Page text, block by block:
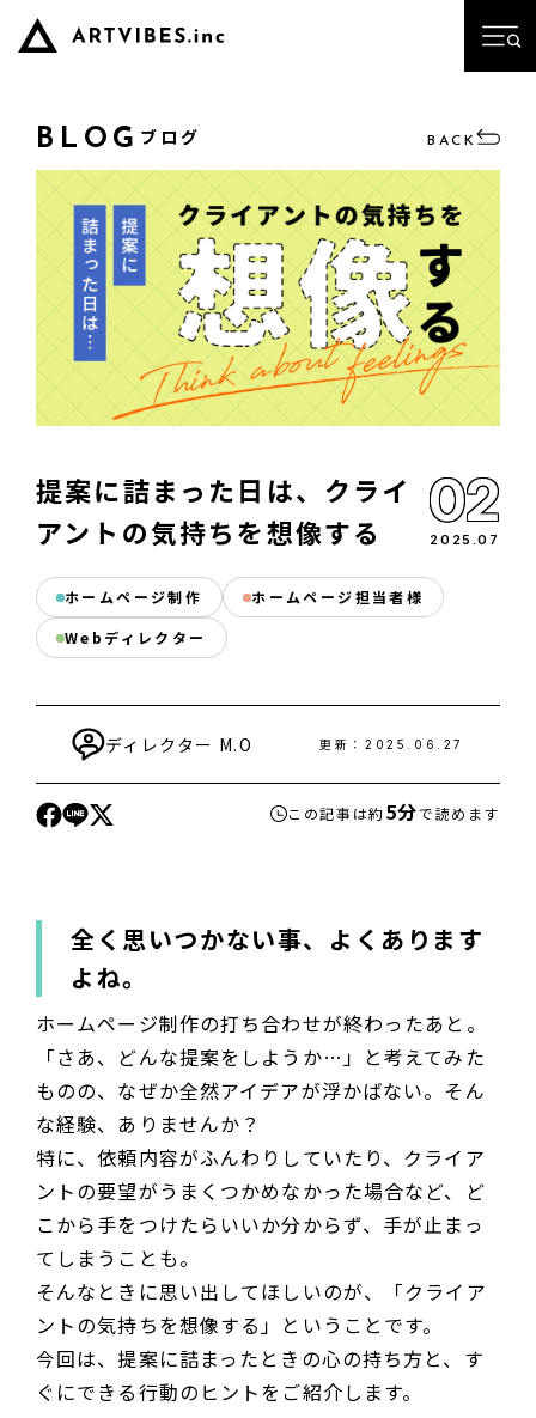
BLOG ブログ BACK
提案に詰まった日は、クライ
アントの気持ちを想像する
02
2025 .07
ホームページ制作
ホームページ担当者様
Webディレクター
ディレクター M.O 更新： 2025.06.27
この記事は約5分で読めます
全く思いつかない事、よくあります
よね。
ホームページ制作の打ち合わせが終わったあと。
「さあ、どんな提案をしようか…」と考えてみた
ものの、なぜか全然アイデアが浮かばない。そん
な経験、ありませんか？
特に、依頼内容がふんわりしていたり、クライア
ントの要望がうまくつかめなかった場合など、ど
こから手をつけたらいいか分からず、手が止まっ
てしまうことも。
そんなときに思い出してほしいのが、「クライア
ントの気持ちを想像する」ということです。
今回は、提案に詰まったときの心の持ち方と、す
ぐにできる行動のヒントをご紹介します。